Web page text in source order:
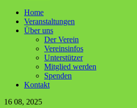
Home
Ver­an­stal­tun­gen
Über uns
Der Ver­ein
Ver­ein­sin­fos
Unter­stüt­zer
Mit­glied werden
Spen­den
Kon­takt
16 08, 2025